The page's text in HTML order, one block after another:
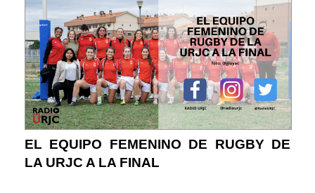
EL EQUIPO FEMENINO DE RUGBY DE
LA URJC A LA FINAL